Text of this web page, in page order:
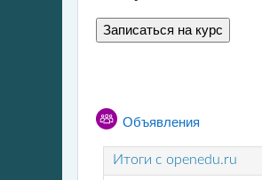
Объявления
Forum
Итоги с openedu.ru